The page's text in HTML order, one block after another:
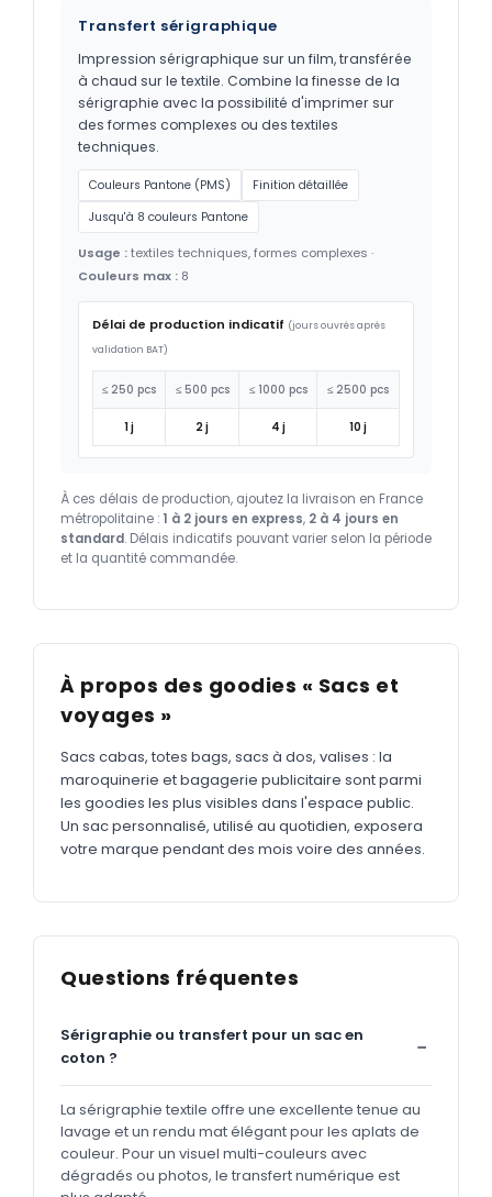
Transfert sérigraphique
Impression sérigraphique sur un film, transférée
à chaud sur le textile. Combine la finesse de la
sérigraphie avec la possibilité d'imprimer sur
des formes complexes ou des textiles
techniques.
Couleurs Pantone (PMS)
Finition détaillée
Jusqu'à 8 couleurs Pantone
Usage :textiles techniques, formes complexes ·
Couleurs max : 8
Délai de production indicatif (jours ouvrés après
validation BAT)
≤ 250 pcs ≤ 500 pcs ≤ 1000 pcs ≤ 2500 pcs
1 j 2 j 4 j 10 j
À ces délais de production, ajoutez la livraison en France
métropolitaine : 1 à 2 jours en express, 2 à 4 jours en
standard. Délais indicatifs pouvant varier selon la période
et la quantité commandée.
À propos des goodies « Sacs et
voyages »
Sacs cabas, totes bags, sacs à dos, valises : la
maroquinerie et bagagerie publicitaire sont parmi
les goodies les plus visibles dans l'espace public.
Un sac personnalisé, utilisé au quotidien, exposera
votre marque pendant des mois voire des années.
Questions fréquentes
Sérigraphie ou transfert pour un sac en
coton ?
La sérigraphie textile offre une excellente tenue au
lavage et un rendu mat élégant pour les aplats de
couleur. Pour un visuel multi-couleurs avec
dégradés ou photos, le transfert numérique est